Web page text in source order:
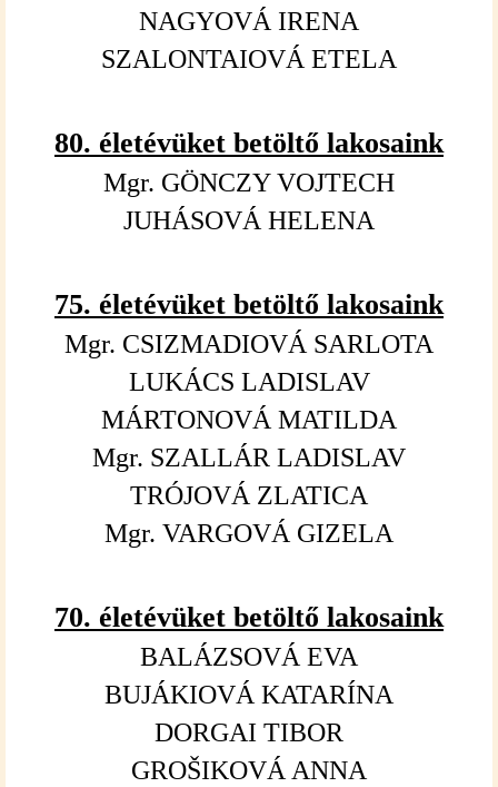
NAGYOVÁ IRENA
SZALONTAIOVÁ ETELA
80. életévüket betöltő lakosaink
Mgr. GÖNCZY VOJTECH
JUHÁSOVÁ HELENA
75. életévüket betöltő lakosaink
Mgr. CSIZMADIOVÁ SARLOTA
LUKÁCS LADISLAV
MÁRTONOVÁ MATILDA
Mgr. SZALLÁR LADISLAV
TRÓJOVÁ ZLATICA
Mgr. VARGOVÁ GIZELA
70. életévüket betöltő lakosaink
BALÁZSOVÁ EVA
BUJÁKIOVÁ KATARÍNA
DORGAI TIBOR
GROŠIKOVÁ ANNA